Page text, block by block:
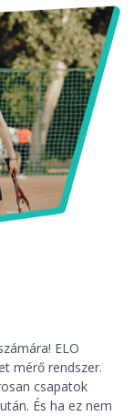
ELO
mérő rendszer.
csapatok
És ha ez nem